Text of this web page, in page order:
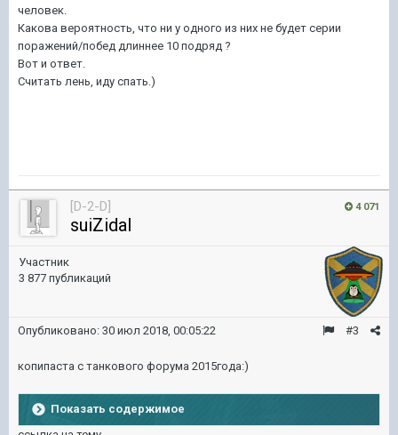
человек.
Какова вероятность, что ни у одного из них не будет серии
поражений/побед длиннее 10 подряд ?
Вот и ответ.
Считать лень, иду спать.)
4 071
[D-2-D]
suiZidal
Участник
3 877 публикаций
#3
Опубликовано: 30 июл 2018, 00:05:22
копипаста с танкового форума 2015года:)
Показать содержимое